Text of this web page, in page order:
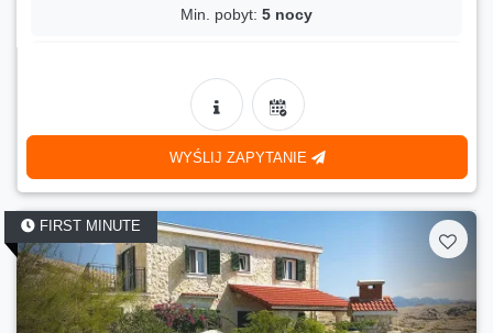
Min. pobyt: 5 nocy
Cena:
80 € (90 €
27.09.2026.-10.10.2026.
Liczba osób:4
Min. pobyt:5 nocy
LAST MINUTE - 11 %
4
Cena:80 €(90 €)
23.10.2026.-02.11.2026.
WYŚLIJ ZAPYTANIE
FIRST MINUTE